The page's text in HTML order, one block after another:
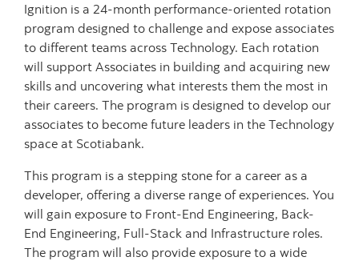
Ignition is a 24-month performance-oriented rotation
program designed to challenge and expose associates
to different teams across Technology. Each rotation
will support Associates in building and acquiring new
skills and uncovering what interests them the most in
their careers. The program is designed to develop our
associates to become future leaders in the Technology
space at Scotiabank.
This program is a stepping stone for a career as a
developer, offering a diverse range of experiences. You
will gain exposure to Front-End Engineering, Back-
End Engineering, Full-Stack and Infrastructure roles.
The program will also provide exposure to a wide